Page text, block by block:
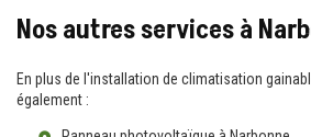
Nos autres services à
En plus de l'installation de climatisation
également :